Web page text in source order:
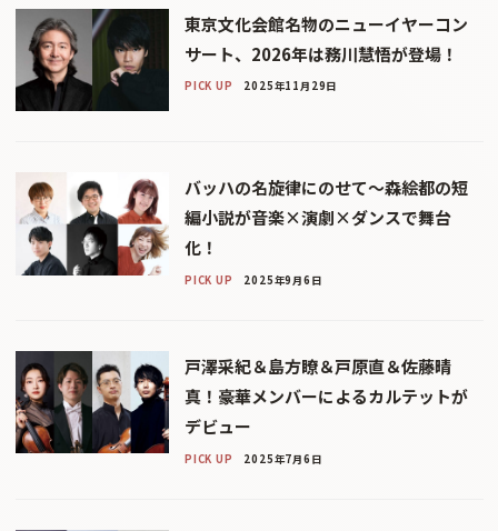
東京文化会館名物のニューイヤーコン
サート、2026年は務川慧悟が登場！
PICK UP 2025年11月29日
バッハの名旋律にのせて～森絵都の短
編小説が音楽×演劇×ダンスで舞台
化！
PICK UP 2025年9月6日
戸澤采紀＆島方瞭＆戸原直＆佐藤晴
真！豪華メンバーによるカルテットが
デビュー
PICK UP 2025年7月6日